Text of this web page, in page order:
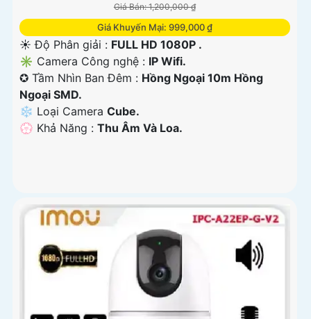
Giá Bán: 1,200,000 ₫
Giá Khuyến Mại: 999,000 ₫
☀️ Độ Phân giải : FULL HD 1080P .
✳️ Camera Công nghệ : IP Wifi.
✪ Tầm Nhìn Ban Đêm : Hồng Ngoại 10m Hồng
Ngoại SMD.
❄ Loại Camera Cube.
️💮 Khả Năng : Thu Âm Và Loa.